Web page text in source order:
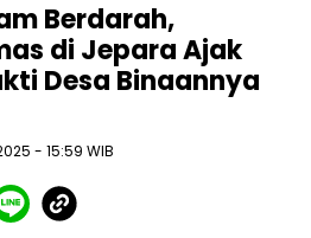
Berdarah,
di Jepara Ajak
Desa Binaannya
- 15:59 WIB